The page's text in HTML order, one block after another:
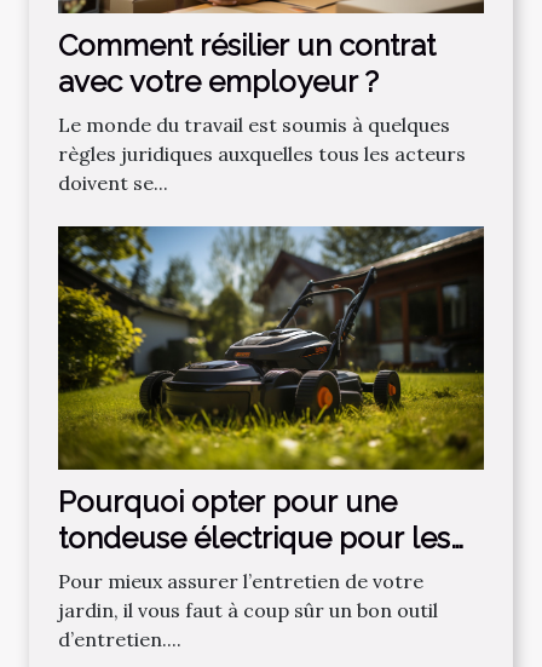
Comment résilier un contrat
avec votre employeur ?
Le monde du travail est soumis à quelques
règles juridiques auxquelles tous les acteurs
doivent se...
Pourquoi opter pour une
tondeuse électrique pour les
gazons ?
Pour mieux assurer l’entretien de votre
jardin, il vous faut à coup sûr un bon outil
d’entretien....